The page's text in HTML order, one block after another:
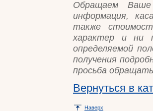
Обращаем
информация,
также
характер и ни
определяемой
получения
просьба
Вернуться в
Наверх